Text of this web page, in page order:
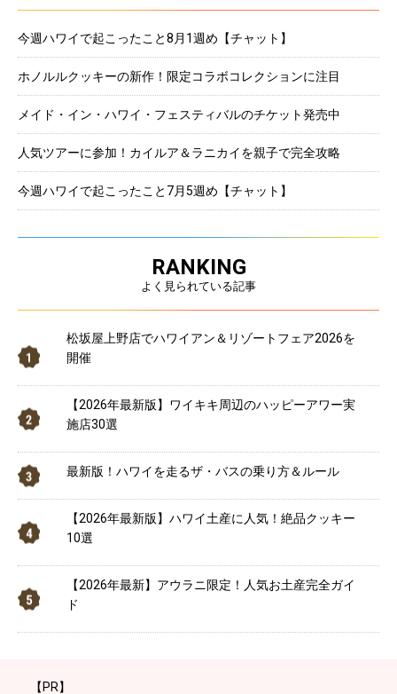
今週ハワイで起こったこと8月1週め【チャット】
ホノルルクッキーの新作！限定コラボコレクションに注目
メイド・イン・ハワイ・フェスティバルのチケット発売中
人気ツアーに参加！カイルア＆ラニカイを親子で完全攻略
今週ハワイで起こったこと7月5週め【チャット】
RANKING
よく見られている記事
松坂屋上野店でハワイアン＆リゾートフェア2026を
開催
【2026年最新版】ワイキキ周辺のハッピーアワー実
施店30選
最新版！ハワイを走るザ・バスの乗り方＆ルール
【2026年最新版】ハワイ土産に人気！絶品クッキー
10選
【2026年最新】アウラニ限定！人気お土産完全ガイ
ド
【PR】